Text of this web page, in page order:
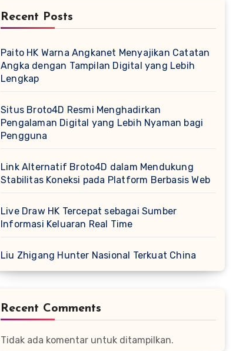
Recent Posts
Paito HK Warna Angkanet Menyajikan Catatan
Angka dengan Tampilan Digital yang Lebih
Lengkap
Situs Broto4D Resmi Menghadirkan
Pengalaman Digital yang Lebih Nyaman bagi
Pengguna
Link Alternatif Broto4D dalam Mendukung
Stabilitas Koneksi pada Platform Berbasis Web
Live Draw HK Tercepat sebagai Sumber
Informasi Keluaran Real Time
Liu Zhigang Hunter Nasional Terkuat China
Recent Comments
Tidak ada komentar untuk ditampilkan.